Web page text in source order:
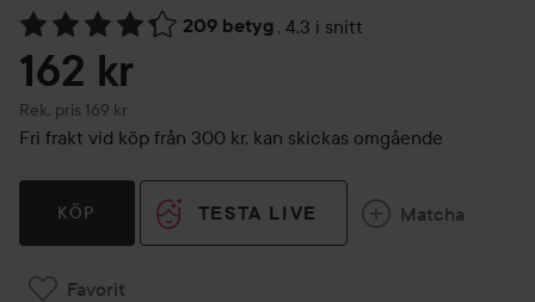
209 betyg , 4.3 i snitt
Hoppa till Betyg & kommentarer
162 kr
Rek. pris 169 kr
Rekommenderat pris 169 kr
Fri frakt vid köp från 300 kr, kan skickas omgående
KÖP TESTA LIVE Matcha
Favorit